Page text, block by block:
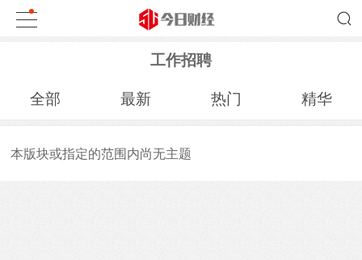
工作招聘
全部 最新 热门 精华
本版块或指定的范围内尚无主题